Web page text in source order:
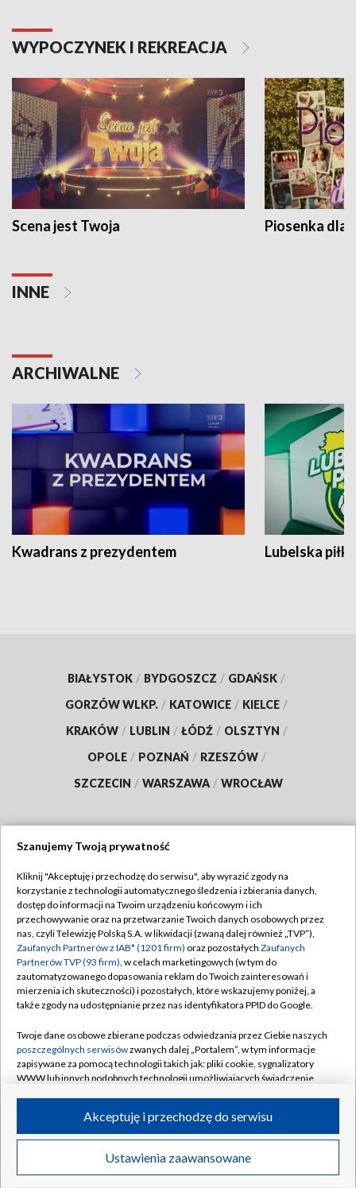
WYPOCZYNEK I REKREACJA
Scena jest Twoja Piosenka dla
INNE
ARCHIWALNE
Kwadrans z prezydentem Lubelska piłka
BIAŁYSTOK / BYDGOSZCZ / GDAŃSK /
GORZÓW WLKP. / KATOWICE / KIELCE /
KRAKÓW / LUBLIN / ŁÓDŹ / OLSZTYN /
OPOLE / POZNAŃ / RZESZÓW /
SZCZECIN / WARSZAWA / WROCŁAW
TVP
Abonament TVP
Emisja w TVP
Centrum informacji TVP
Naziemna Telewizja Cyfrowa
Rada Programowa
System NOS
Informacje o nadawcy
Program dla prasy
Ogłoszenie przetargowe
Regulamin TVP
Polityka prywatności
Moje zgody
Pomoc
Kontakt
Kanały
©2026 Telewizja Polska S.A. w likwidacji
Szanujemy Twoją prywatność
Kliknij "Akceptuję i przechodzę do serwisu", aby wyrazić zgody na
korzystanie z technologii automatycznego śledzenia i zbierania danych,
dostęp do informacji na Twoim urządzeniu końcowym i ich
przechowywanie oraz na przetwarzanie Twoich danych osobowych przez
nas, czyli Telewizję Polską S.A. w likwidacji (zwaną dalej również „TVP”),
Zaufanych Partnerów z IAB* (1201 firm) oraz pozostałych Zaufanych
Partnerów TVP (93 firm), w celach marketingowych (w tym do
zautomatyzowanego dopasowania reklam do Twoich zainteresowań i
mierzenia ich skuteczności) i pozostałych, które wskazujemy poniżej, a
także zgody na udostępnianie przez nas identyfikatora PPID do Google.
Twoje dane osobowe zbierane podczas odwiedzania przez Ciebie naszych
poszczególnych serwisówzwanych dalej „Portalem”, w tym informacje
zapisywane za pomocą technologii takich jak: pliki cookie, sygnalizatory
WWW lub innych podobnych technologii umożliwiających świadczenie
ruchu w Internecie.
Twoje dane osobowe zbierane podczas odwiedzania przez Ciebie
poszczególnych serwisówna Portalu, takie jak adresy IP, identyfikatory
Ustawienia zaawansowane
Akceptuję i przechodzę do serwisu